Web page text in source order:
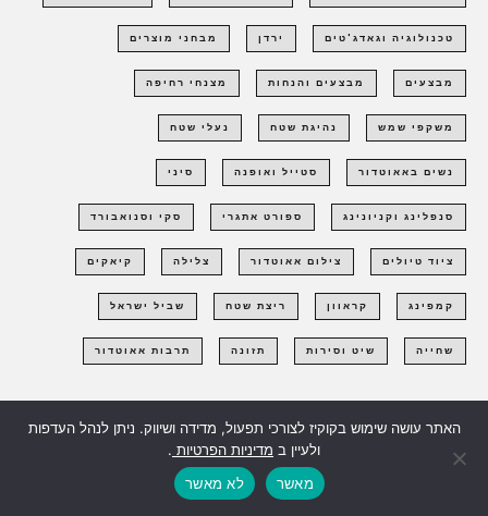
טכנולוגיה וגאדג'טים ירדן מבחני מוצרים
מבצעים מבצעים והנחות מצנחי רחיפה
משקפי שמש נהיגת שטח נעלי שטח
נשים באאוטדור סטייל ואופנה סיני
סנפלינג וקניונינג ספורט אתגרי סקי וסנואבורד
ציוד טיולים צילום אאוטדור צלילה קיאקים
קמפינג קראוון ריצת שטח שביל ישראל
שחייה שיט וסירות תזונה תרבות אאוטדור
לעמוד הבית OUTPANEL
האתר עושה שימוש בקוקיז לצורכי תפעול, מדידה ושיווק. ניתן לנהל העדפות
ולעיין ב מדיניות הפרטיות .
מאשר
לא מאשר